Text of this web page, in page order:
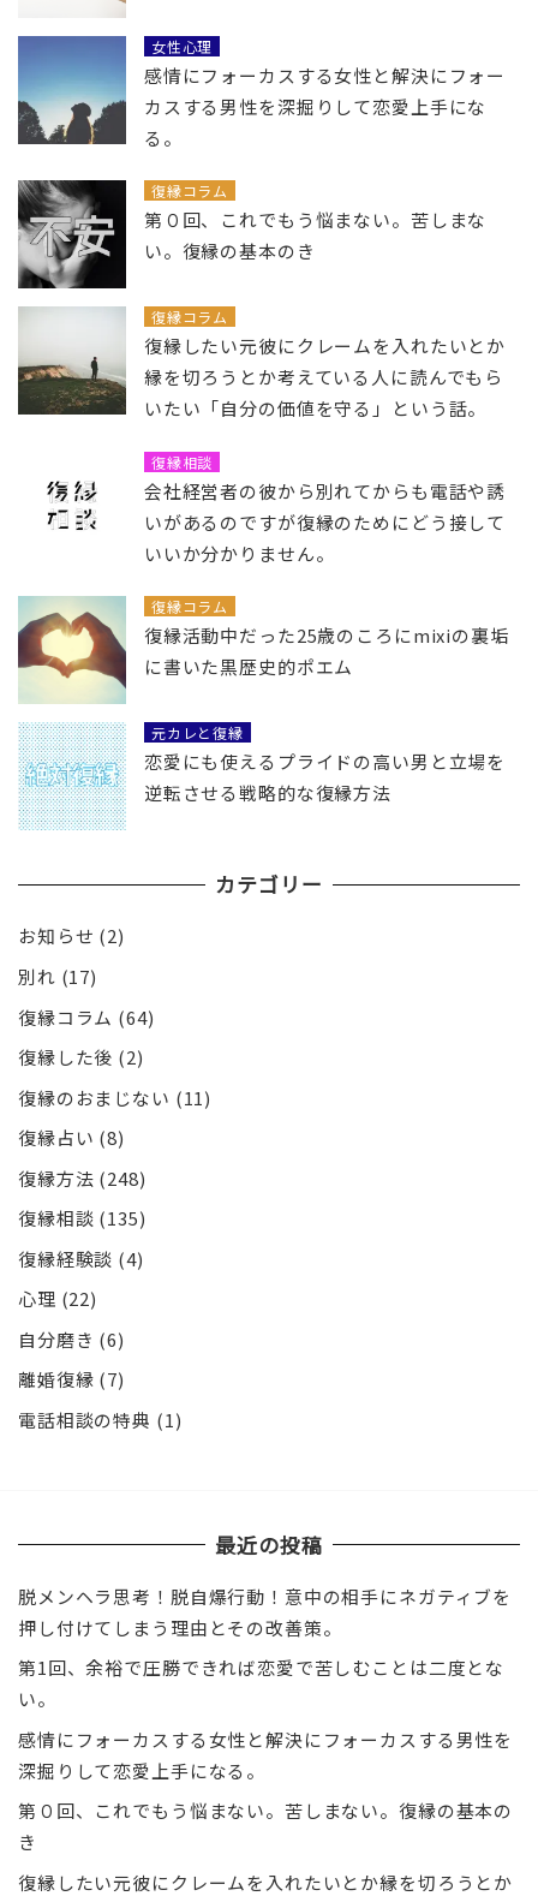
女性心理
感情にフォーカスする女性と解決にフォー
カスする男性を深掘りして恋愛上手にな
る。
復縁コラム
第０回、これでもう悩まない。苦しまな
い。復縁の基本のき
復縁コラム
復縁したい元彼にクレームを入れたいとか
縁を切ろうとか考えている人に読んでもら
いたい「自分の価値を守る」という話。
復縁相談
会社経営者の彼から別れてからも電話や誘
いがあるのですが復縁のためにどう接して
いいか分かりません。
復縁コラム
復縁活動中だった25歳のころにmixiの裏垢
に書いた黒歴史的ポエム
元カレと復縁
恋愛にも使えるプライドの高い男と立場を
逆転させる戦略的な復縁方法
カテゴリー
お知らせ (2)
別れ (17)
復縁コラム (64)
復縁した後 (2)
復縁のおまじない (11)
復縁占い (8)
復縁方法 (248)
復縁相談 (135)
復縁経験談 (4)
心理 (22)
自分磨き (6)
離婚復縁 (7)
電話相談の特典 (1)
最近の投稿
脱メンヘラ思考！脱自爆行動！意中の相手にネガティブを
押し付けてしまう理由とその改善策。
第1回、余裕で圧勝できれば恋愛で苦しむことは二度とな
い。
感情にフォーカスする女性と解決にフォーカスする男性を
深掘りして恋愛上手になる。
第０回、これでもう悩まない。苦しまない。復縁の基本の
き
復縁したい元彼にクレームを入れたいとか縁を切ろうとか